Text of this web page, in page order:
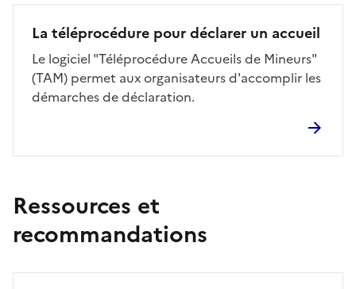
La téléprocédure pour déclarer un accueil
Le logiciel "Téléprocédure Accueils de Mineurs"
(TAM) permet aux organisateurs d'accomplir les
démarches de déclaration.
Ressources et
recommandations